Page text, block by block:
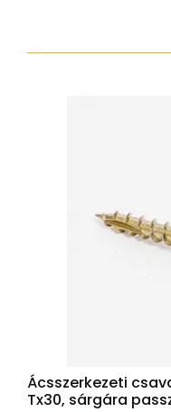
7,5x272
Ácsszerkezeti
Tx30, sárgára